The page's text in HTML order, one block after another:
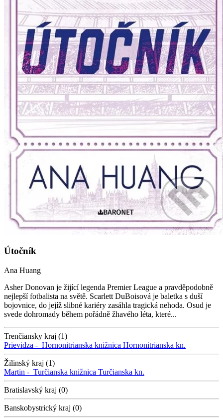
Útočník
Ana Huang
Asher Donovan je žijící legenda Premier League a pravděpodobně
nejlepší fotbalista na světě. Scarlett DuBoisová je baletka s duší
bojovnice, do jejíž slibné kariéry zasáhla tragická nehoda. Osud je
svede dohromady během pořádně žhavého léta, které...
Trenčiansky kraj (1)
Prievidza - Hornonitrianska knižnica Hornonitrianska kn.
Žilinský kraj (1)
Martin - Turčianska knižnica Turčianska kn.
Bratislavský kraj (0)
Banskobystrický kraj (0)